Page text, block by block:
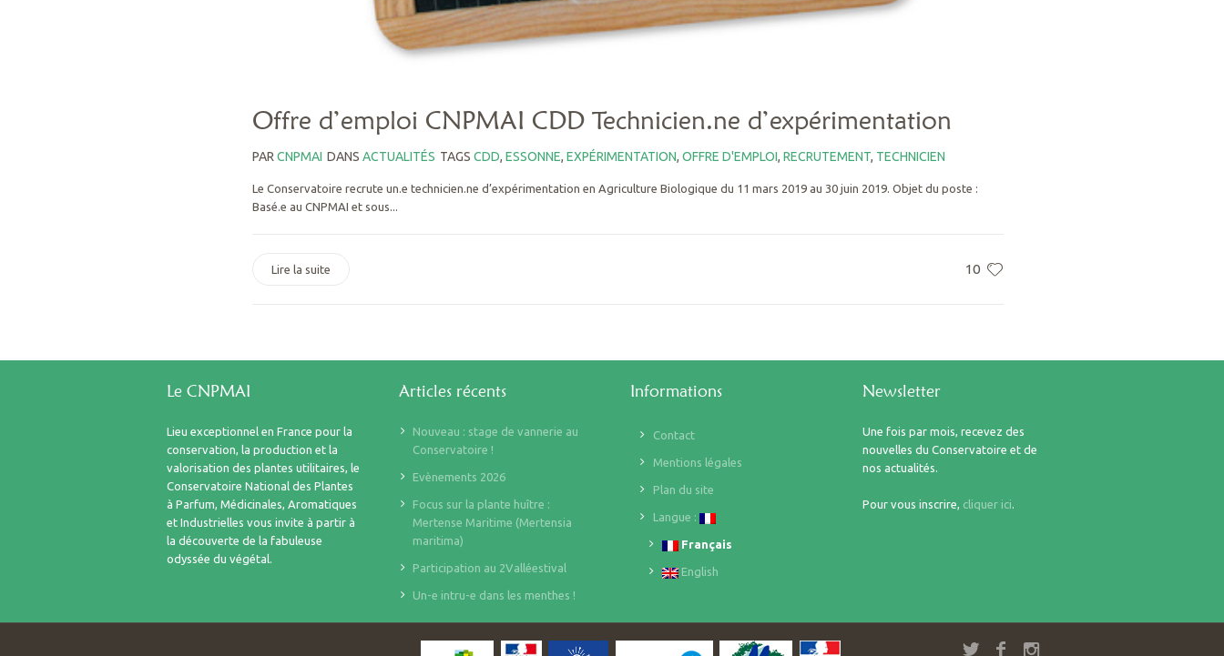
Offre d’emploi CNPMAI CDD Technicien.ne d’expérimentation
PARCNPMAI DANS ACTUALITÉS TAGS CDD, ESSONNE, EXPÉRIMENTATION, OFFRE D'EMPLOI, RECRUTEMENT, TECHNICIEN
Le Conservatoire recrute un.e technicien.ne d’expérimentation en Agriculture Biologique du 11 mars 2019 au 30 juin 2019. Objet du poste :
Basé.e au CNPMAI et sous...
10
Lire la suite
Le CNPMAI
Lieu exceptionnel en France pour la
conservation, la production et la
valorisation des plantes utilitaires, le
Conservatoire National des Plantes
à Parfum, Médicinales, Aromatiques
et Industrielles vous invite à partir à
la découverte de la fabuleuse
odyssée du végétal.
Articles récents
Nouveau : stage de vannerie au
Conservatoire !
Evènements 2026
Focus sur la plante huître :
Mertense Maritime (Mertensia
maritima)
Participation au 2Valléestival
Un-e intru-e dans les menthes !
Informations
Contact
Mentions légales
Plan du site
Langue :
Français
English
Newsletter
Une fois par mois, recevez des
nouvelles du Conservatoire et de
nos actualités.
Pour vous inscrire, cliquer ici.